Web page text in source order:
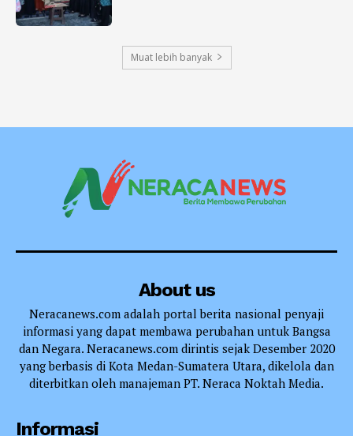
Muat lebih banyak
About us
Neracanews.com adalah portal berita nasional penyaji
informasi yang dapat membawa perubahan untuk Bangsa
dan Negara. Neracanews.com dirintis sejak Desember 2020
yang berbasis di Kota Medan-Sumatera Utara, dikelola dan
diterbitkan oleh manajeman PT. Neraca Noktah Media.
Informasi